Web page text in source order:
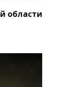
области